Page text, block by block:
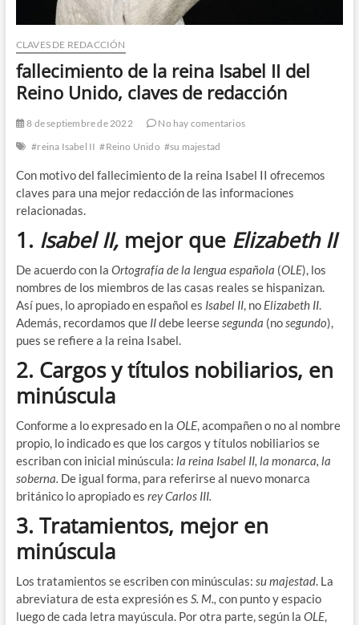
CLAVES DE REDACCIÓN
fallecimiento de la reina Isabel II del
Reino Unido, claves de redacción
8 de septiembre de 2022
No hay comentarios
#reina Isabel II #Reino Unido #su majestad
Con motivo del fallecimiento de la reina Isabel II ofrecemos
claves para una mejor redacción de las informaciones
relacionadas.
1. Isabel II,mejor que Elizabeth II
De acuerdo con la Ortografía de la lengua española (OLE), los
nombres de los miembros de las casas reales se hispanizan.
Así pues, lo apropiado en español es Isabel II, no Elizabeth II.
Además, recordamos que IIdebe leerse segunda (nosegundo),
pues se refiere a la reina Isabel.
2. Cargos y títulos nobiliarios, en
minúscula
Conforme a lo expresado en la OLE, acompañen o no al nombre
propio, lo indicado es que los cargos y títulos nobiliarios se
escriban con inicial minúscula: la reina Isabel II, la monarca, la
soberna. De igual forma, para referirse al nuevo monarca
británico lo apropiado es rey Carlos III.
3. Tratamientos, mejor en
minúscula
Los tratamientos se escriben con minúsculas: su majestad. La
abreviatura de esta expresión es S. M., con punto y espacio
luego de cada letra mayúscula. Por otra parte, según la OLE,